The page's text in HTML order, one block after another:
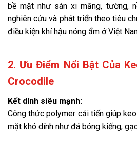
bề mặt như sàn xi măng, tường,
nghiên cứu và phát triển theo tiêu
điều kiện khí hậu nóng ẩm ở Việt
2. Ưu Điểm Nổi Bật Của
Crocodile
Kết dính siêu mạnh:
Công thức polymer cải tiến giúp
mặt khó dính như đá bóng kiếng,